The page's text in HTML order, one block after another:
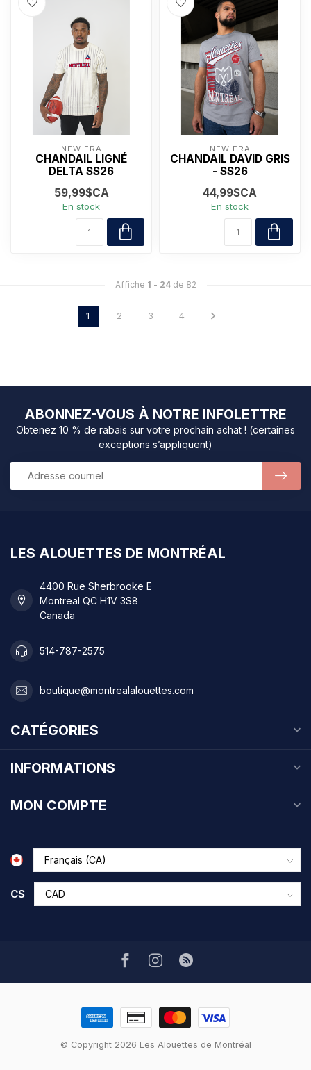
NEW ERA
CHANDAIL LIGNÉ
DELTA SS26
59,99$CA
En stock
NEW ERA
CHANDAIL DAVID GRIS
- SS26
44,99$CA
En stock
Affiche 1 - 24de 82
1 2 3 4
ABONNEZ-VOUS À NOTRE INFOLETTRE
Obtenez 10 % de rabais sur votre prochain achat ! (certaines
exceptions s’appliquent)
LES ALOUETTES DE MONTRÉAL
4400 Rue Sherbrooke E
Montreal QC H1V 3S8
Canada
514-787-2575
boutique@montrealalouettes.com
CATÉGORIES
INFORMATIONS
MON COMPTE
C$
© Copyright 2026 Les Alouettes de Montréal